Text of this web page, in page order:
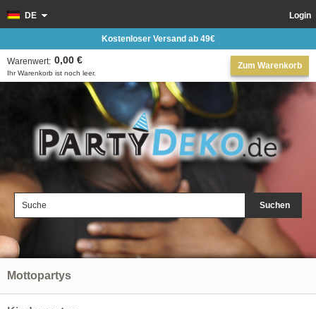
Suchen
Login
DE
Zum Warenkorb
Ihr Warenkorb ist noch leer.
Warenwert: 0,00 €
Kostenloser Versand ab 49€
Mottopartys